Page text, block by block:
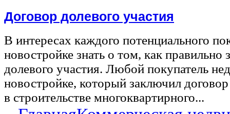
Договор долевого участия
В интересах каждого потенциального
новостройке знать о том, как правильно
долевого участия. Любой покупатель
новостройке, который заключил
в строительстве многоквартирного...